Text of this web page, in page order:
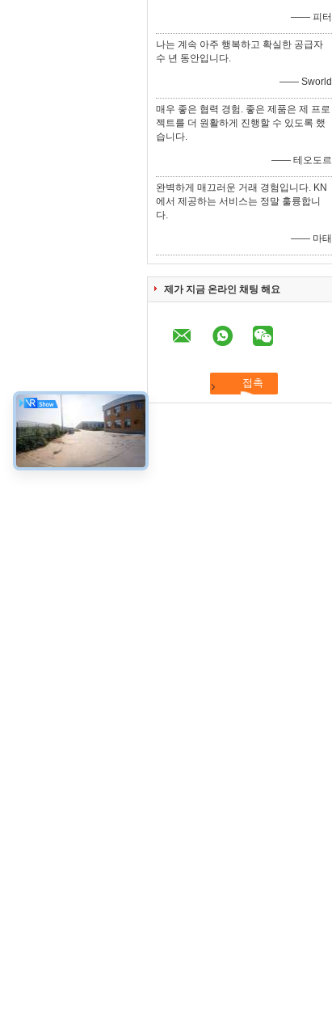
—— 피터
나는 계속 아주 행복하고 확실한 공급자
수 년 동안입니다.
—— Sworld
매우 좋은 협력 경험. 좋은 제품은 제 프로
젝트를 더 원활하게 진행할 수 있도록 했
습니다.
—— 테오도르
완벽하게 매끄러운 거래 경험입니다. KN
에서 제공하는 서비스는 정말 훌륭합니
다.
—— 마태
제가 지금 온라인 채팅 해요